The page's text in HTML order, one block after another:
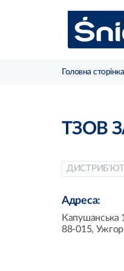
Головна сторінка
ТЗОВ
Адреса:
Капушанська
88-015,